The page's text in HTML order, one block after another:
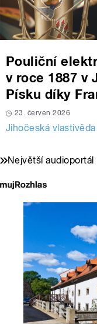
Pouliční
v roce 1887 v
Písku díky
23. červen 2026
Jihočeská vlastivěda
Největší